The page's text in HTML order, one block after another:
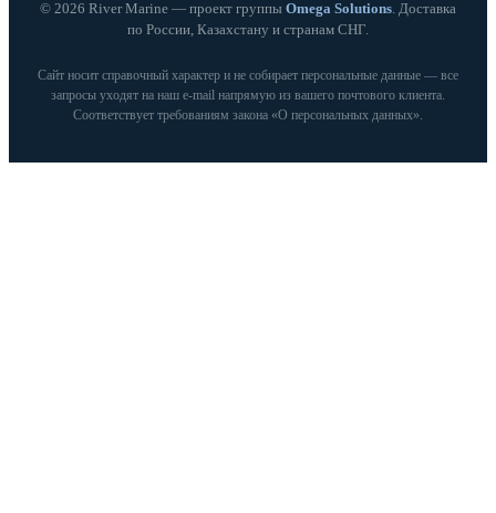
© 2026 River Marine — проект группы Omega Solutions. Доставка
по России, Казахстану и странам СНГ.
Сайт носит справочный характер и не собирает персональные данные — все
запросы уходят на наш e‑mail напрямую из вашего почтового клиента.
Соответствует требованиям закона «О персональных данных».